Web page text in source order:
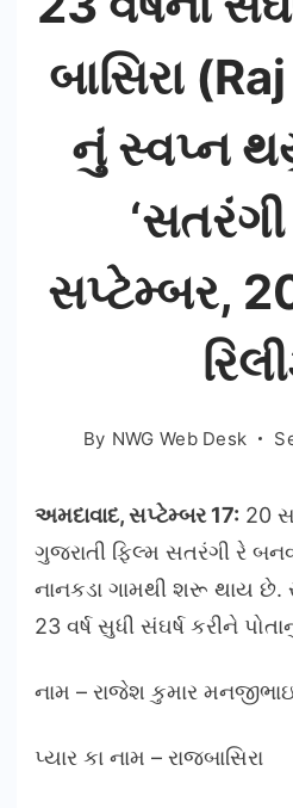
બાસિરા
નું સ્વપ્ન
સપ્ટેમ્બર,
By NWG Web Desk
અમદાવાદ,સપ્ટેમ્બર 17: 20
ગુજરાતી ફિલ્મ સતરંગી રે
નાનકડા ગામથી શરૂ થાય છે.
23 વર્ષ સુધી સંઘર્ષ કરીને
નામ – રાજેશ કુમાર
પ્યાર કા નામ – રાજબાસિરા